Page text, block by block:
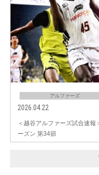
アルファーズ
2026.04.22
＜越谷アルファーズ試合速
ーズン 第34節